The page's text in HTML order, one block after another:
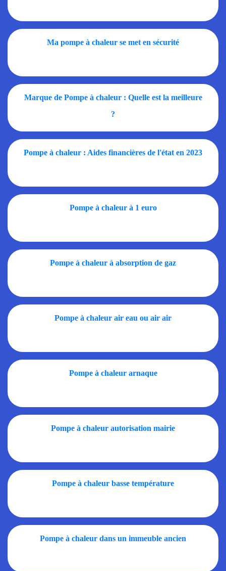
Ma pompe à chaleur se met en sécurité
Marque de Pompe à chaleur : Quelle est la meilleure
?
Pompe à chaleur : Aides financières de l'état en 2023
Pompe à chaleur à 1 euro
Pompe à chaleur à absorption de gaz
Pompe à chaleur air eau ou air air
Pompe à chaleur arnaque
Pompe à chaleur autorisation mairie
Pompe à chaleur basse température
Pompe à chaleur dans un immeuble ancien